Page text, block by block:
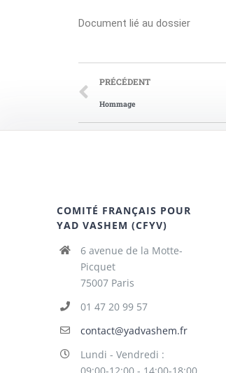
Document lié au dossier
PRÉCÉDENT
Hommage
COMITÉ FRANÇAIS POUR
YAD VASHEM (CFYV)
6 avenue de la Motte-
Picquet
75007 Paris
01 47 20 99 57
contact@yadvashem.fr
Lundi - Vendredi :